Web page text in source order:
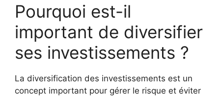
Pourquoi est-il
important de diversifier
ses investissements ?
La diversification des investissements est un
concept important pour gérer le risque et éviter